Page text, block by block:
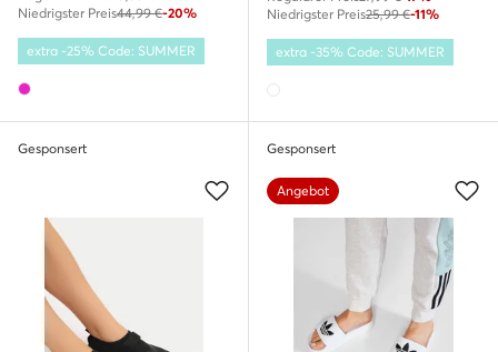
Niedrigster Preis44,99 €-20%
extra -25% Code: SUMMER
Niedrigster Preis25,99 €-11%
extra -35% Code: SUMMER
Gesponsert Gesponsert
Angebot